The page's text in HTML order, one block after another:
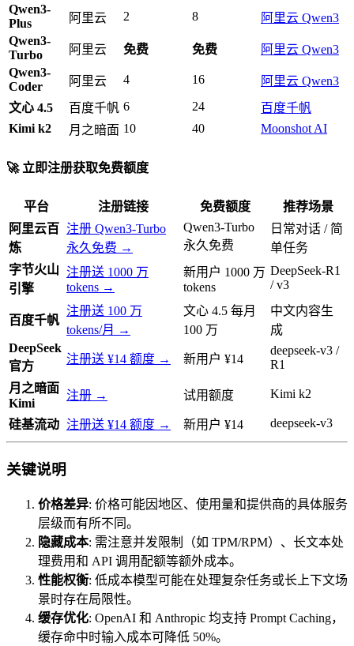
Qwen3-
Plus
阿里云 2 8
阿里云 Qwen3
Qwen3-
Turbo
阿里云 免费 免费
阿里云 Qwen3
Qwen3-
Coder
阿里云 4 16
阿里云 Qwen3
文心 4.5
百度千帆 6 24
百度千帆
Kimi k2
月之暗面 10 40 Moonshot AI
🚀 立即注册获取免费额度
平台 注册链接 免费额度
推荐场景
阿里云百
炼
注册 Qwen3-Turbo
永久免费 →
Qwen3-Turbo
永久免费
日常对话 / 简
单任务
字节火山
引擎
注册送 1000 万
tokens →
新用户 1000 万
tokens
DeepSeek-R1
/ v3
百度千帆
注册送 100 万
tokens/月 →
文心 4.5 每月
100 万
中文内容生
成
DeepSeek
官方
注册送 ¥14 额度 → 新用户 ¥14
deepseek-v3 /
R1
月之暗面
Kimi
注册 → 试用额度 Kimi k2
硅基流动 注册送 ¥14 额度 → 新用户 ¥14 deepseek-v3
关键说明
价格差异: 价格可能因地区、使用量和提供商的具体服务
层级而有所不同。
隐藏成本: 需注意并发限制（如 TPM/RPM）、长文本处
理费用和 API 调用配额等额外成本。
性能权衡: 低成本模型可能在处理复杂任务或长上下文场
景时存在局限性。
缓存优化: OpenAI 和 Anthropic 均支持 Prompt Caching，
缓存命中时输入成本可降低 50%。